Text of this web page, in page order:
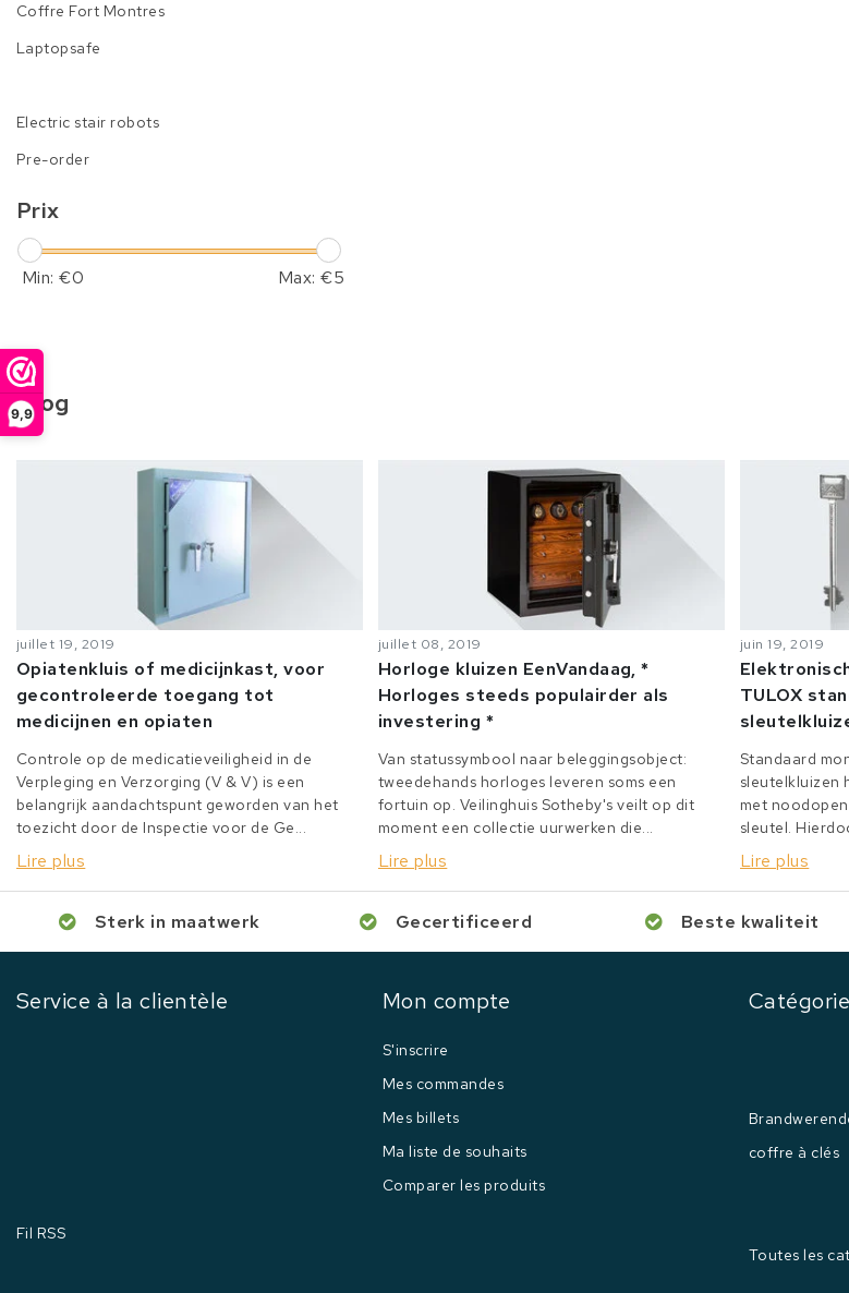
9,9
Coffre Fort Montres
Laptopsafe
Electric stair robots
Pre-order
Prix
Min: €0 Max: €5
Blog
juillet 19, 2019
Opiatenkluis of medicijnkast, voor
gecontroleerde toegang tot
medicijnen en opiaten
Controle op de medicatieveiligheid in de
Verpleging en Verzorging (V & V) is een
belangrijk aandachtspunt geworden van het
toezicht door de Inspectie voor de Ge...
Lire plus
juillet 08, 2019
Horloge kluizen EenVandaag, *
Horloges steeds populairder als
investering *
Van statussymbool naar beleggingsobject:
tweedehands horloges leveren soms een
fortuin op. Veilinghuis Sotheby's veilt op dit
moment een collectie uurwerken die...
Lire plus
juin 19, 2019
TULOX
Standaard
sleutelkluizen
met
sleutel.
Lire plus
Sterk in maatwerk Gecertificeerd Beste kwaliteit
Service à la clientèle
Fil RSS
Mon compte
S'inscrire
Mes commandes
Mes billets
Ma liste de souhaits
Comparer les produits
coffre à clés
Toutes les